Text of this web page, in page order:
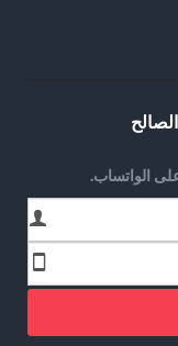
الواتساب.